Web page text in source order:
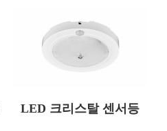
LED 크리스탈 센서등